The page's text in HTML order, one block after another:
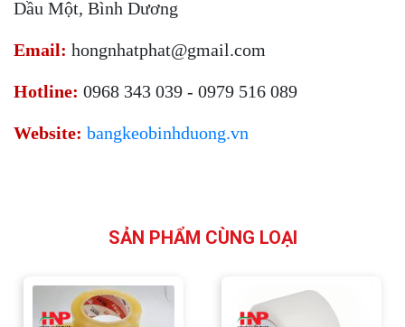
Dầu Một, Bình Dương
Email: hongnhatphat@gmail.com
Hotline: 0968 343 039 - 0979 516 089
Website: bangkeobinhduong.vn
SẢN PHẨM CÙNG LOẠI